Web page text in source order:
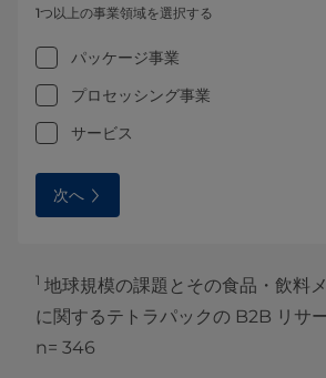
1つ以上の事業領域を選択する
パッケージ事業
プロセッシング事業
サービス
次へ
1 地球規模の課題とその食品・飲料
に関するテトラパックの B2B リサ
n= 346